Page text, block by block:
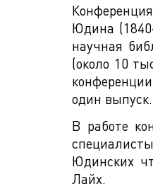
Юдина
научная
(около 10
один выпуск.
В работе
Юдинских
Лайх.